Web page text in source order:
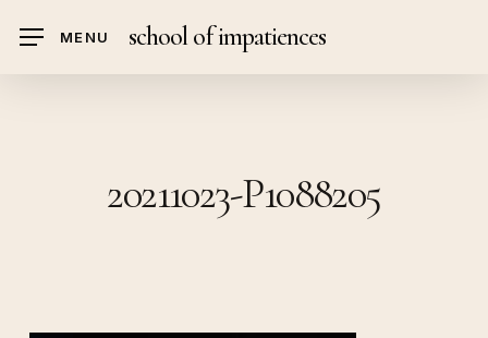
MENU school of impatiences
20211023-P1088205